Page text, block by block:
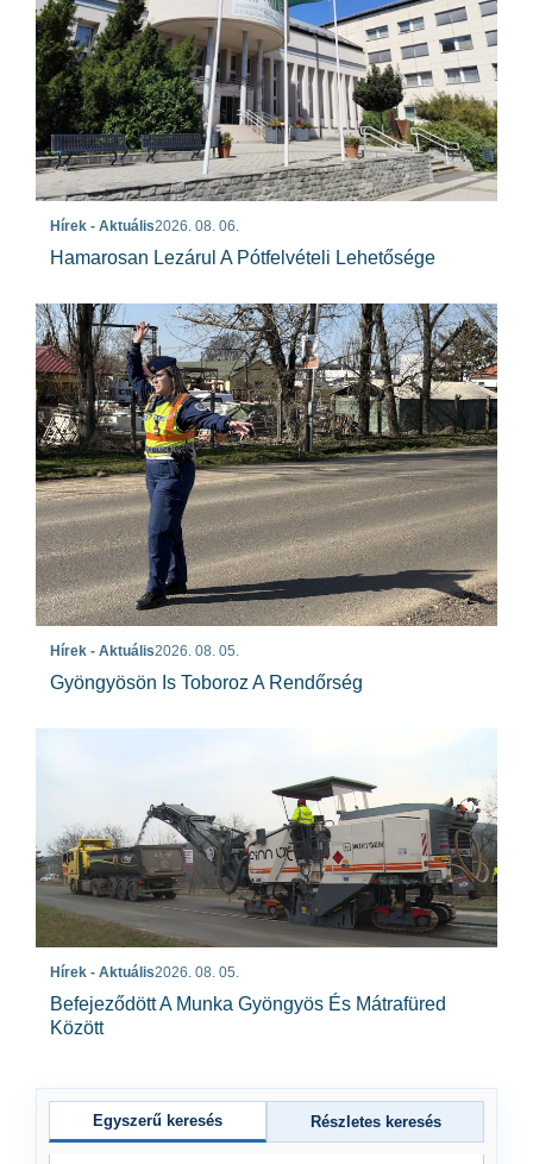
Hírek - Aktuális2026. 08. 06.
Hamarosan Lezárul A Pótfelvételi Lehetősége
Hírek - Aktuális2026. 08. 05.
Gyöngyösön Is Toboroz A Rendőrség
Hírek - Aktuális2026. 08. 05.
Befejeződött A Munka Gyöngyös És Mátrafüred
Között
Egyszerű keresés Részletes keresés